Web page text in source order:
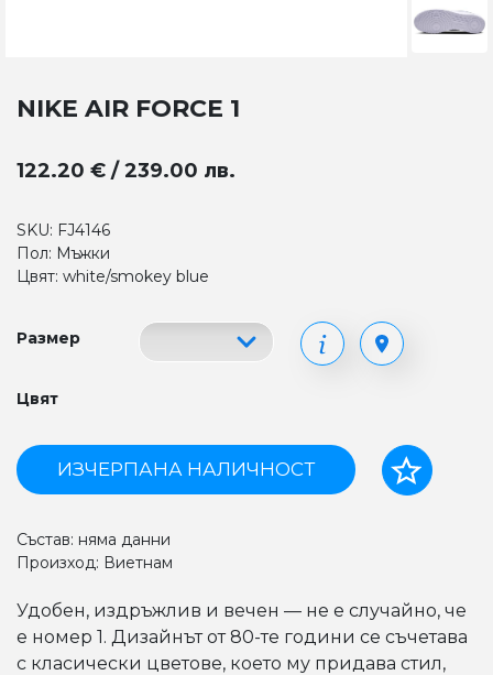
NIKE AIR FORCE 1
122.20 € / 239.00 лв.
SKU: FJ4146
Пол: Мъжки
Цвят: white/smokey blue
Размер
Цвят
ИЗЧЕРПАНА НАЛИЧНОСТ
Състав: няма данни
Произход: Виетнам
Удобен, издръжлив и вечен — не е случайно, че
е номер 1. Дизайнът от 80-те години се съчетава
с класически цветове, което му придава стил,